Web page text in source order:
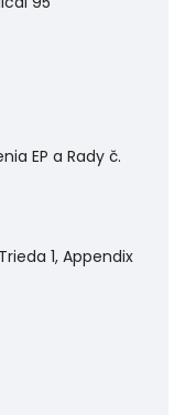
EP a Rady č.
1, Appendix